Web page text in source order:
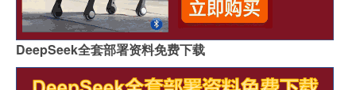
DeepSeek全套部署资料免费下载